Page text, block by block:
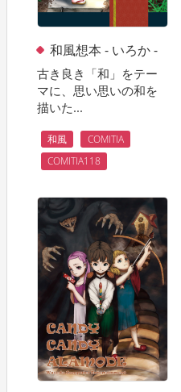
和風想本 - いろか -
古き良き「和」をテー
マに、思い思いの和を
描いた...
和風
COMITIA
COMITIA118